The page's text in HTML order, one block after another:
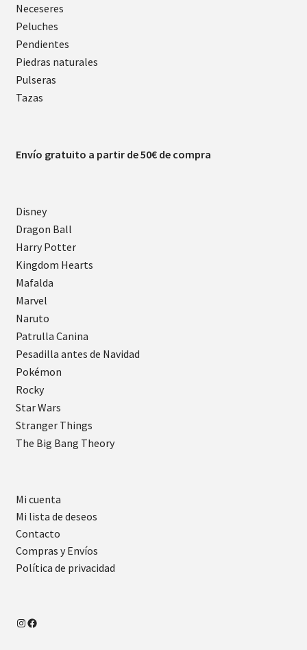
Neceseres
Peluches
Pendientes
Piedras naturales
Pulseras
Tazas
Envío gratuito a partir de 50€ de compra
Disney
Dragon Ball
Harry Potter
Kingdom Hearts
Mafalda
Marvel
Naruto
Patrulla Canina
Pesadilla antes de Navidad
Pokémon
Rocky
Star Wars
Stranger Things
The Big Bang Theory
Mi cuenta
Mi lista de deseos
Contacto
Compras y Envíos
Política de privacidad